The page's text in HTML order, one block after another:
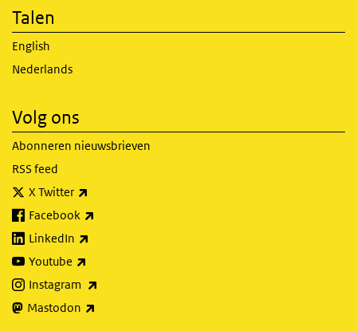
Talen
English
Nederlands
Volg ons
Abonneren nieuwsbrieven
RSS feed
X Twitter
Facebook
LinkedIn
Youtube
Instagram
Mastodon